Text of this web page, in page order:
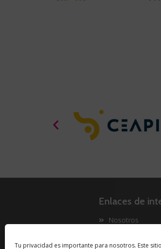
Tu privacidad es importante para nosotros. Este
Enlaces de
Nosotros